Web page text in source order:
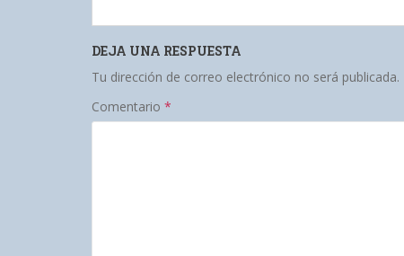
DEJA UNA RESPUESTA
Tu dirección de correo electrónico no será publicada.
Comentario *